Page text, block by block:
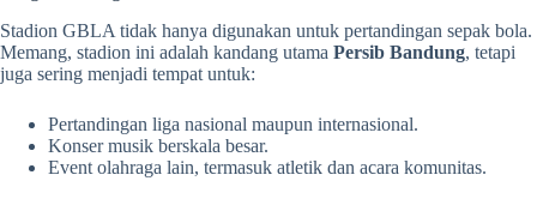
Stadion GBLA tidak hanya digunakan untuk pertandingan sepak bola.
Memang, stadion ini adalah kandang utama Persib Bandung, tetapi
juga sering menjadi tempat untuk:
Pertandingan liga nasional maupun internasional.
Konser musik berskala besar.
Event olahraga lain, termasuk atletik dan acara komunitas.